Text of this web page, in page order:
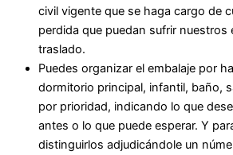
civil vigente que se haga cargo de
perdida que puedan sufrir nuestros
traslado.
Puedes organizar el embalaje por
dormitorio principal, infantil, baño,
por prioridad, indicando lo que
antes o lo que puede esperar. Y
distinguirlos adjudicándole un